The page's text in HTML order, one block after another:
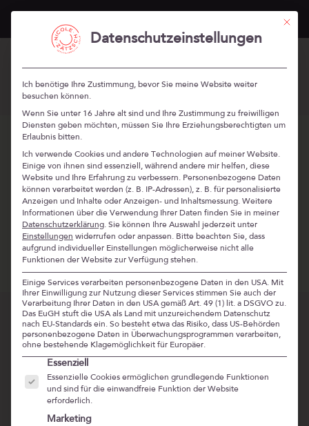
mehr Infos
GUTE FÜHRUNG LÄSST SICH
MESSEN – INTERVIEW MIT
DR. MARKUS EBNER
Mit
Datenschutzeinstellungen
Ich benötige Ihre Zustimmung, bevor Sie meine Website weiter
besuchen können.
Wenn Sie unter 16 Jahre alt sind und Ihre Zustimmung zu freiwilligen
Diensten geben möchten, müssen Sie Ihre Erziehungsberechtigten um
Erlaubnis bitten.
Ich verwende Cookies und andere Technologien auf meiner Website.
Einige von ihnen sind essenziell, während andere mir helfen, diese
Website und Ihre Erfahrung zu verbessern. Personenbezogene Daten
können verarbeitet werden (z. B. IP-Adressen), z. B. für personalisierte
Anzeigen und Inhalte oder Anzeigen- und Inhaltsmessung. Weitere
Informationen über die Verwendung Ihrer Daten finden Sie in meiner
Datenschutzerklärung. Sie können Ihre Auswahl jederzeit unter
Einstellungen widerrufen oder anpassen. Bitte beachten Sie, dass
aufgrund individueller Einstellungen möglicherweise nicht alle
Funktionen der Website zur Verfügung stehen.
Einige Services verarbeiten personenbezogene Daten in den USA. Mit
Ihrer Einwilligung zur Nutzung dieser Services stimmen Sie auch der
Verarbeitung Ihrer Daten in den USA gemäß Art. 49 (1) lit. a DSGVO zu.
Das EuGH stuft die USA als Land mit unzureichendem Datenschutz
nach EU-Standards ein. So besteht etwa das Risiko, dass US-Behörden
personenbezogene Daten in Überwachungsprogrammen verarbeiten,
ohne bestehende Klagemöglichkeit für Europäer.
Es folgt eine Liste der Service-Gruppen, für die eine
Essenziell
Essenzielle Cookies ermöglichen grundlegende Funktionen
und sind für die einwandfreie Funktion der Website
erforderlich.
Marketing